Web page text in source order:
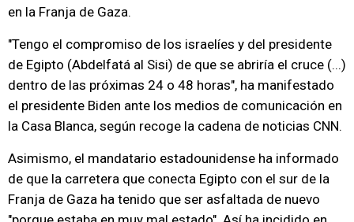
en la Franja de Gaza.
"Tengo el compromiso de los israelíes y del presidente
de Egipto (Abdelfatá al Sisi) de que se abriría el cruce (...)
dentro de las próximas 24 o 48 horas", ha manifestado
el presidente Biden ante los medios de comunicación en
la Casa Blanca, según recoge la cadena de noticias CNN.
Asimismo, el mandatario estadounidense ha informado
de que la carretera que conecta Egipto con el sur de la
Franja de Gaza ha tenido que ser asfaltada de nuevo